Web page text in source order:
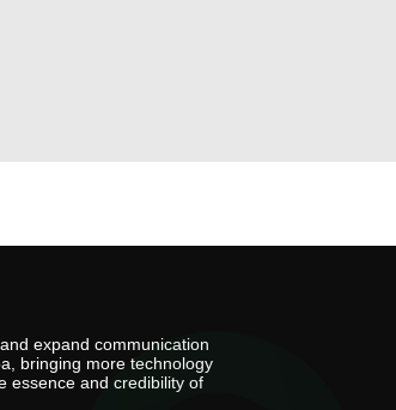
expand communication
bringing more technology
essence and credibility of